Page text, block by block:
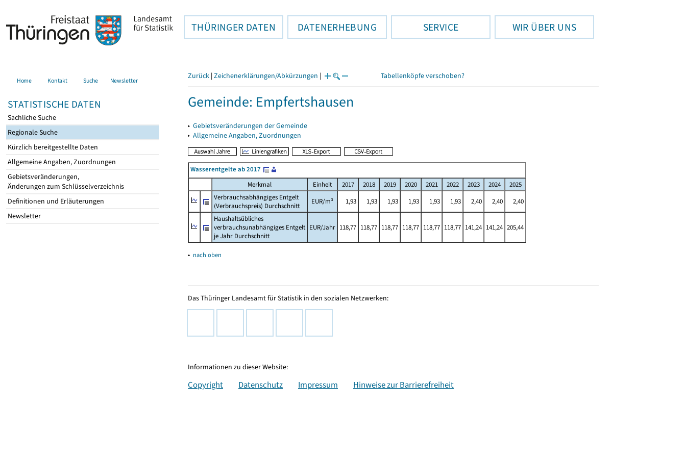
THÜRINGER DATEN DATENERHEBUNG SERVICE WIR ÜBER UNS
Home Kontakt Suche Newsletter
STATISTISCHE DATEN
Sachliche Suche
Regionale Suche
Kürzlich bereitgestellte Daten
Allgemeine Angaben, Zuordnungen
Gebietsveränderungen,
Änderungen zum Schlüsselverzeichnis
Definitionen und Erläuterungen
Newsletter
Zurück | Zeichenerklärungen/Abkürzungen | Tabellenköpfe verschoben?
Gemeinde: Empfertshausen
▸ Gebietsveränderungen der Gemeinde
▸ Allgemeine Angaben, Zuordnungen
Wasserentgelte ab 2017
Merkmal
Einheit 2017 2018 2019 2020 2021 2022 2023 2024
2025
Verbrauchsabhängiges Entgelt
(Verbrauchspreis) Durchschnitt
EUR/m³ 1,93 1,93 1,93 1,93 1,93 1,93 2,40 2,40
2,40
Haushaltsübliches
verbrauchsunabhängiges Entgelt
je Jahr Durchschnitt
EUR/Jahr 118,77 118,77 118,77 118,77 118,77 118,77 141,24 141,24 205,44
▴ nach oben
Das Thüringer Landesamt für Statistik in den sozialen Netzwerken:
Informationen zu dieser Website:
Copyright Datenschutz Impressum Hinweise zur Barrierefreiheit